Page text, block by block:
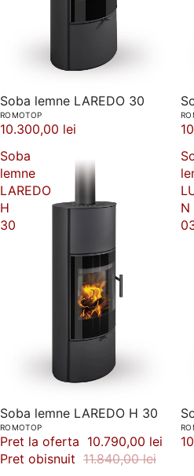
Soba lemne LAREDO 30
ROMOTOP
10.300,00 lei
Soba
lemne
LAREDO
H
30
-9%
Soba lemne LAREDO H 30
ROMOTOP
Pret la oferta 10.790,00 lei
Pret obisnuit 11.840,00 lei
N